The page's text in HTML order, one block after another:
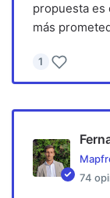
propuesta es
más
1
74